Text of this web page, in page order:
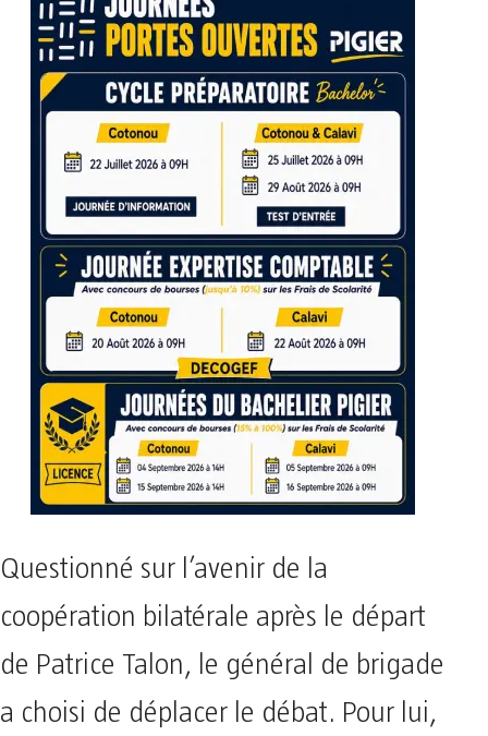
Questionné sur l’avenir de la
coopération bilatérale après le départ
de Patrice Talon, le général de brigade
a choisi de déplacer le débat. Pour lui,